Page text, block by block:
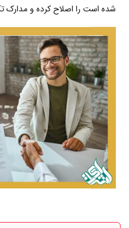
شده است را اصلاح کرده و مدارک